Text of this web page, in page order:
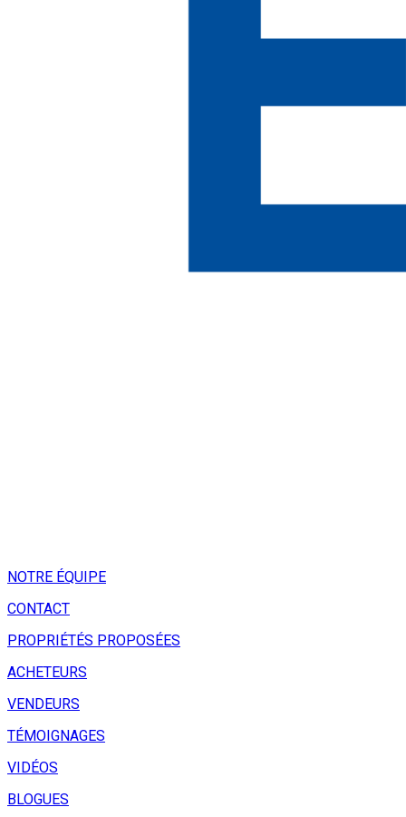
NOTRE ÉQUIPE
CONTACT
PROPRIÉTÉS PROPOSÉES
ACHETEURS
VENDEURS
TÉMOIGNAGES
VIDÉOS
BLOGUES